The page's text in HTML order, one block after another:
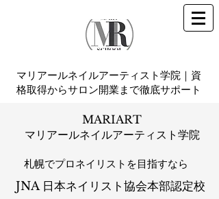
マリアールネイルアーティスト学院｜資
格取得からサロン開業まで徹底サポート
MARIART
マリアールネイルアーティスト学院
札幌​でプロネイリストを目指すなら
JNA 日本ネイリスト協会本部認定校